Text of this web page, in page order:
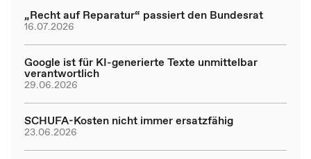
„Recht auf Reparatur“ passiert den Bundesrat
16.07.2026
Google ist für KI-generierte Texte unmittelbar
verantwortlich
29.06.2026
SCHUFA-Kosten nicht immer ersatzfähig
23.06.2026